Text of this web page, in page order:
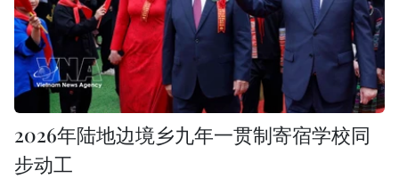
2026年陆地边境乡九年一贯制寄宿学校同
步动工